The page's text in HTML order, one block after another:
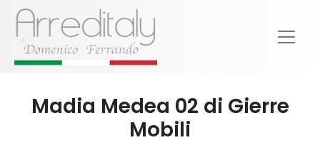
Madia Medea 02 di Gierre
Mobili